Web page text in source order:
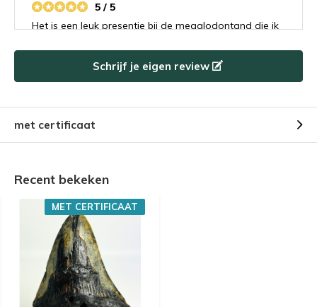
5 / 5
Het is een leuk presentje bij de megalodontand die ik
gegeven aan mijn buurjongetje van 9 die is er
helemaal gek van. Ik denk dat hij ook een
Prachtig vriendelijke mensen en snelle service.
DoorArjen van Klinken
5 / 5
Megalodon tand gekocht, mooi ding en goed
ingepakt, vriendelijke en persoonlijke service. Zelfs
Schrijf je eigen review
met certificaat
Recent bekeken
MET CERTIFICAAT